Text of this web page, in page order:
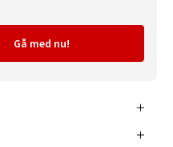
Gå med nu!